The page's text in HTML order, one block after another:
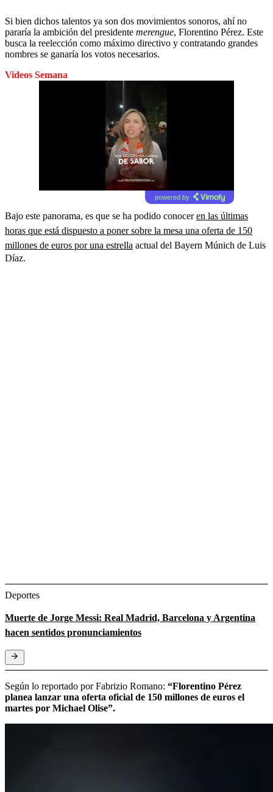
Si bien dichos talentos ya son dos movimientos sonoros, ahí no
pararía la ambición del presidente merengue, Florentino Pérez. Este
busca la reelección como máximo directivo y contratando grandes
nombres se ganaría los votos necesarios.
Videos Semana
powered by
Bajo este panorama, es que se ha podido conoceren las últimas
horas que está dispuesto a poner sobre la mesa una oferta de 150
millones de euros por una estrella actual del Bayern Múnich de Luis
Díaz.
Deportes
Muerte de Jorge Messi: Real Madrid, Barcelona y Argentina
hacen sentidos pronunciamientos
Según lo reportado por Fabrizio Romano: “Florentino Pérez
planea lanzar una oferta oficial de 150 millones de euros el
martes por Michael Olise”.